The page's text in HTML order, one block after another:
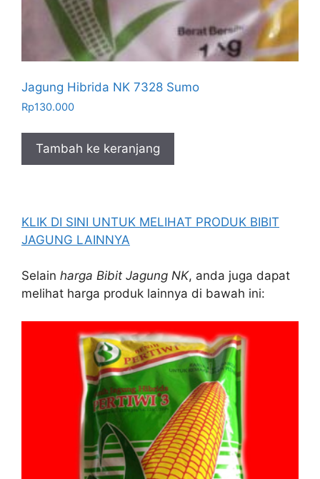
Jagung Hibrida NK 7328 Sumo
Rp130.000
Tambah ke keranjang
KLIK DI SINI UNTUK MELIHAT PRODUK BIBIT
JAGUNG LAINNYA
Selain harga Bibit Jagung NK, anda juga dapat
melihat harga produk lainnya di bawah ini: